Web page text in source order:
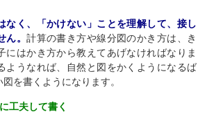
なく、「かけない」ことを理解して、接し
ん。計算の書き方や線分図のかき方は、き
にはかき方から教えてあげなければなりま
ようなれば、自然と図をかくようになるば
を書くようになります。
工夫して書く